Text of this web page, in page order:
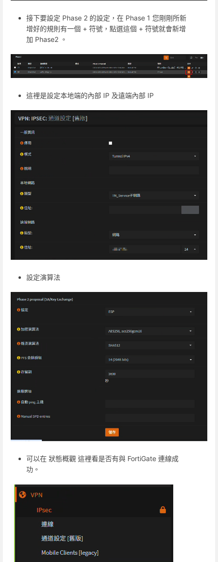
接下要設定 Phase 2 的設定，在 Phase 1 您剛剛所新
增好的規則有一個 + 符號，點選這個 + 符號就會新增
加 Phase2 。
這裡是設定本地端的內部 IP 及遠端內部 IP
設定演算法
可以在 狀態概觀 這裡看是否有與 FortiGate 連線成
功。